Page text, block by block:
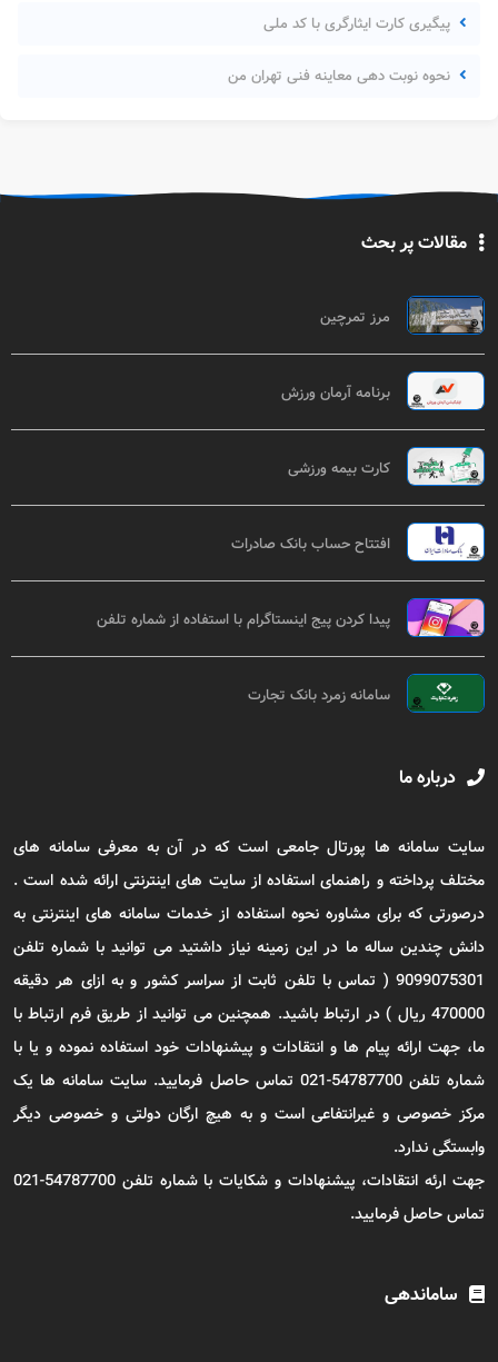
پیگیری کارت ایثارگری با کد ملی
نحوه نوبت دهی معاینه فنی تهران من
مقالات پر بحث
مرز تمرچین
برنامه آرمان ورزش
کارت بیمه ورزشی
افتتاح حساب بانک صادرات
پیدا کردن پیج اینستاگرام با استفاده از شماره تلفن
سامانه زمرد بانک تجارت
درباره ما
سایت سامانه ها پورتال جامعی است که در آن به معرفی سامانه های
مختلف پرداخته و راهنمای استفاده از سایت های اینترنتی ارائه شده است .
درصورتی که برای مشاوره نحوه استفاده از خدمات سامانه های اینترنتی به
دانش چندین ساله ما در این زمینه نیاز داشتید می توانید با شماره تلفن
9099075301 ( تماس با تلفن ثابت از سراسر کشور و به ازای هر دقیقه
470000 ریال ) در ارتباط باشید. همچنین می توانید از طریق فرم ارتباط با
ما، جهت ارائه پیام ها و انتقادات و پیشنهادات خود استفاده نموده و یا با
شماره تلفن 54787700-021 تماس حاصل فرمایید. سایت سامانه ها یک
مرکز خصوصی و غیرانتفاعی است و به هیچ ارگان دولتی و خصوصی دیگر
وابستگی ندارد.
جهت ارئه انتقادات، پیشنهادات و شکایات با شماره تلفن 54787700-021
تماس حاصل فرمایید.
ساماندهی